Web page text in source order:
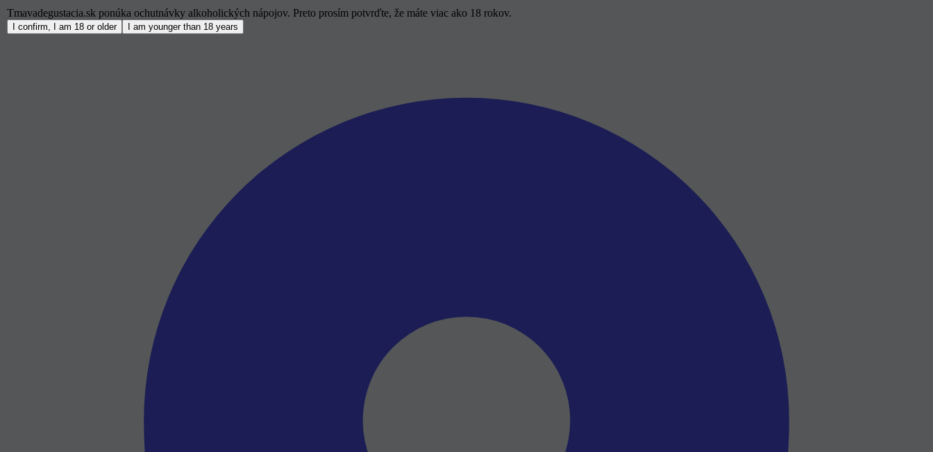
Tmavadegustacia.sk ponúka ochutnávky alkoholických nápojov. Preto prosím potvrďte, že máte viac ako 18 rokov.
I confirm, I am 18 or older I am younger than 18 years